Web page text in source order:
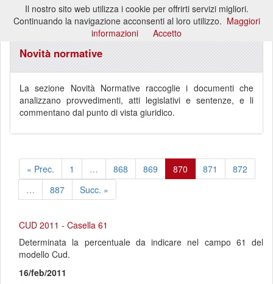
Novità normative
La sezione Novità Normative raccoglie i documenti che
analizzano provvedimenti, atti legislativi e sentenze, e li
commentano dal punto di vista giuridico.
« Prec. 1 … 868 869 870 871
872
…
887 Succ. »
CUD 2011 - Casella 61
Determinata la percentuale da indicare nel campo 61 del
modello Cud.
16/feb/2011
Il nostro sito web utilizza i cookie per offrirti servizi migliori.
Continuando la navigazione acconsenti al loro utilizzo. Maggiori
informazioni
Accetto